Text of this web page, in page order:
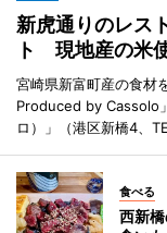
新虎通りのレス
ト 現地産の米
宮崎県新富町産の食材
Produced by Cassolo
ロ）」（港区新橋4、
食べる
西新